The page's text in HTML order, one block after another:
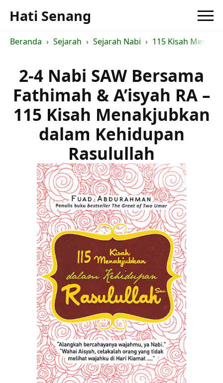
Hati Senang
Beranda Sejarah Sejarah Nabi 115 Kisah
2-4 Nabi SAW Bersama
Fathimah & A’isyah RA –
115 Kisah Menakjubkan
dalam Kehidupan
Rasulullah